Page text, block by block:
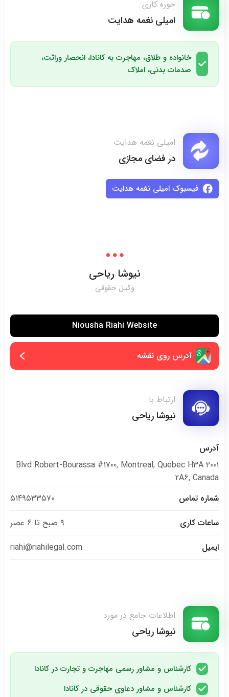
حوزه کاری
امیلی نغمه هدایت
خانواده و طلاق، مهاجرت به کانادا، انحصار وراثت،
صدمات بدنی، املاک
امیلی نغمه هدایت
در فضای مجازی
فیسبوک امیلی نغمه هدایت
نیوشا ریاحی
وکیل حقوقی
Niousha Riahi Website
آدرس روی نقشه
ارتباط با
نیوشا ریاحی
آدرس
۲۰۰۱ Blvd Robert-Bourassa #1700, Montreal, Quebec H3A
2A6, Canada
شماره تماس
۵۱۴۹۵۳۳۵۷۰
ساعات کاری
۹ صبح تا ۶ عصر
ایمیل
riahi@riahilegal.com
اطلاعات جامع در مورد
نیوشا ریاحی
کارشناس و مشاور رسمی مهاجرت و تجارت در کانادا
کارشناس و مشاور دعاوی حقوقی در کانادا